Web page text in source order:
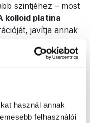
használ annak
felhasználói
szintjéhez – most
kolloid platina
javítja annak
Regeneratív
természetes
és
bőrödet: